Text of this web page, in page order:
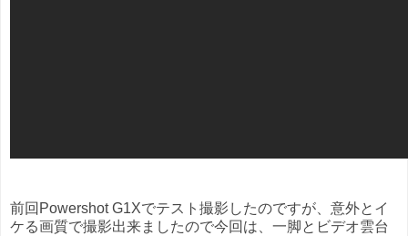
前回Powershot G1Xでテスト撮影したのですが、意外とイ
ケる画質で撮影出来ましたので今回は、一脚とビデオ雲台